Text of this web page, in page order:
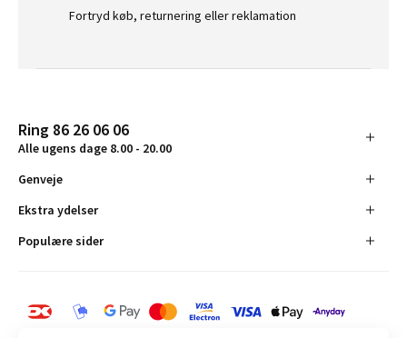
Fortryd køb, returnering eller reklamation
Ring 86 26 06 06
Alle ugens dage 8.00 - 20.00
Genveje
Ekstra ydelser
Populære sider